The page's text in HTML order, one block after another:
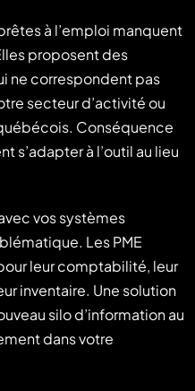
à l’emploi manquent
proposent des
ne correspondent pas
secteur d’activité ou
Conséquence
s’adapter à l’outil au lieu
vos systèmes
Les PME
leur comptabilité, leur
inventaire. Une solution
silo d’information au
dans votre